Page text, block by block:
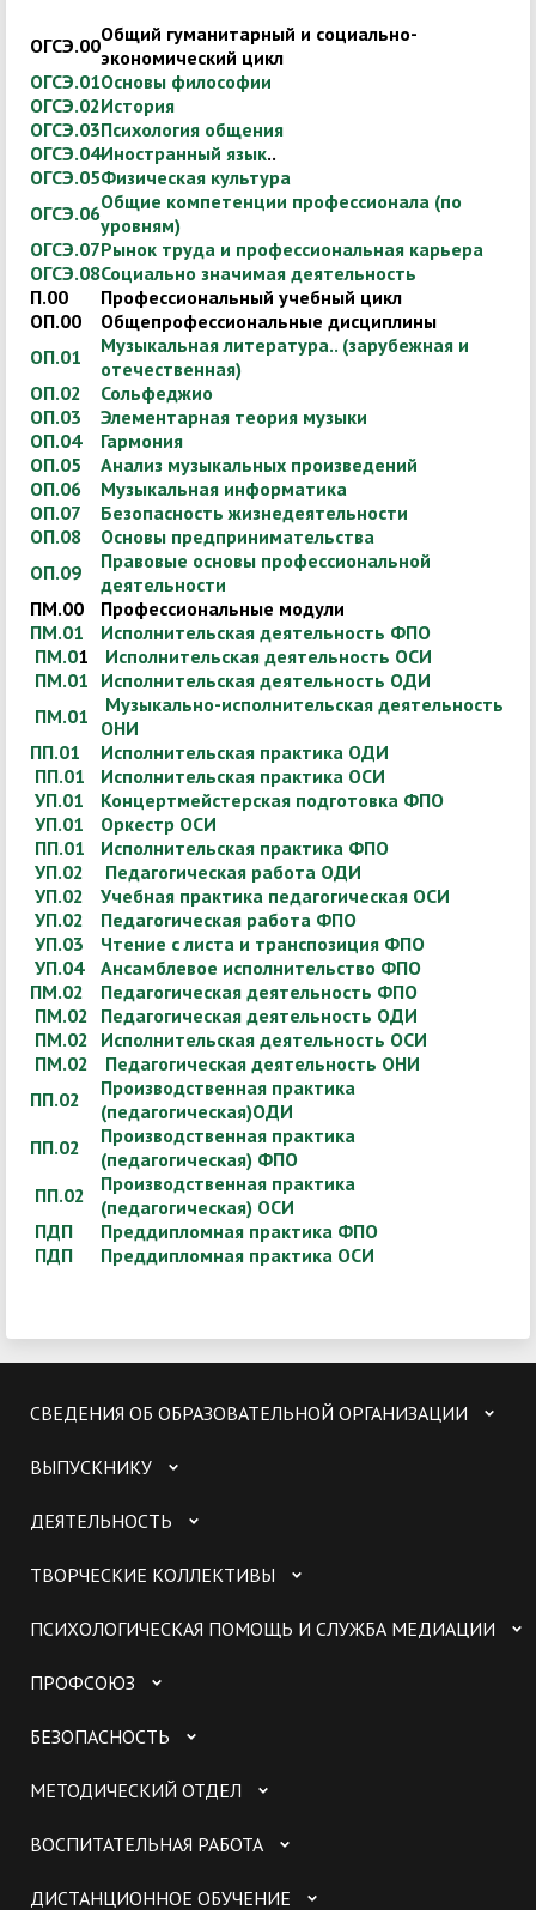
ОГСЭ.00Общий гуманитарный и социально-
экономический цикл
ОГСЭ.01Основы философии
ОГСЭ.02История
ОГСЭ.03Психология общения
ОГСЭ.04Иностранный язык..
ОГСЭ.05Физическая культура
ОГСЭ.06Общие компетенции профессионала (по
уровням)
ОГСЭ.07Рынок труда и профессиональная карьера
ОГСЭ.08Социально значимая деятельность
П.00
Профессиональный учебный цикл
ОП.00
Общепрофессиональные дисциплины
ОП.01
Музыкальная литература.. (зарубежная и
отечественная)
ОП.02
Сольфеджио
ОП.03
Элементарная теория музыки
ОП.04
Гармония
ОП.05
Анализ музыкальных произведений
ОП.06
Музыкальная информатика
ОП.07
Безопасность жизнедеятельности
ОП.08
Основы предпринимательства
ОП.09
Правовые основы профессиональной
деятельности
ПМ.00
Профессиональные модули
ПМ.01
Исполнительская деятельность ФПО
ПМ.01
Исполнительская деятельность ОСИ
ПМ.01 Исполнительская деятельность ОДИ
ПМ.01
Музыкально-исполнительская деятельность
ОНИ
ПП.01
Исполнительская практика ОДИ
ПП.01
Исполнительская практика ОСИ
УП.01
Концертмейстерская подготовка ФПО
УП.01
Оркестр ОСИ
ПП.01
Исполнительская практика ФПО
УП.02
Педагогическая работа ОДИ
УП.02
Учебная практика педагогическая ОСИ
УП.02
Педагогическая работа ФПО
УП.03
Чтение с листа и транспозиция ФПО
УП.04
Ансамблевое исполнительство ФПО
ПМ.02
Педагогическая деятельность ФПО
ПМ.02 Педагогическая деятельность ОДИ
ПМ.02 Исполнительская деятельность ОСИ
ПМ.02
Педагогическая деятельность ОНИ
ПП.02
Производственная практика
(педагогическая)ОДИ
ПП.02
Производственная практика
(педагогическая) ФПО
ПП.02
Производственная практика
(педагогическая) ОСИ
ПДП
Преддипломная практика ФПО
ПДП
Преддипломная практика ОСИ
СВЕДЕНИЯ ОБ ОБРАЗОВАТЕЛЬНОЙ ОРГАНИЗАЦИИ
ВЫПУСКНИКУ
ДЕЯТЕЛЬНОСТЬ
ТВОРЧЕСКИЕ КОЛЛЕКТИВЫ
ПСИХОЛОГИЧЕСКАЯ ПОМОЩЬ И СЛУЖБА МЕДИАЦИИ
ПРОФСОЮЗ
БЕЗОПАСНОСТЬ
МЕТОДИЧЕСКИЙ ОТДЕЛ
ВОСПИТАТЕЛЬНАЯ РАБОТА
ДИСТАНЦИОННОЕ ОБУЧЕНИЕ